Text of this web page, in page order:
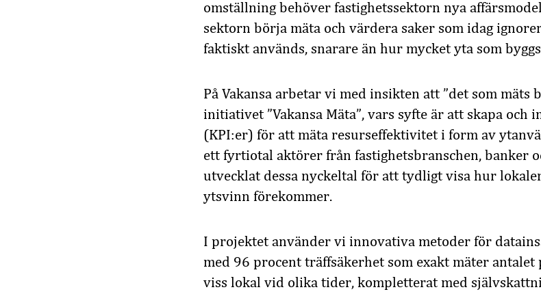
omställning behöver fastighetssektorn nya
sektorn börja mäta och värdera saker som idag
faktiskt används, snarare än hur mycket yta som
På Vakansa arbetar vi med insikten att ”det som
initiativet ”Vakansa Mäta”, vars syfte är att skapa och
(KPI:er) för att mäta resurseffektivitet i form av
ett fyrtiotal aktörer från fastighetsbranschen, banker
utvecklat dessa nyckeltal för att tydligt visa hur
ytsvinn förekommer.
I projektet använder vi innovativa metoder för
med 96 procent träffsäkerhet som exakt mäter antalet
viss lokal vid olika tider, kompletterat med